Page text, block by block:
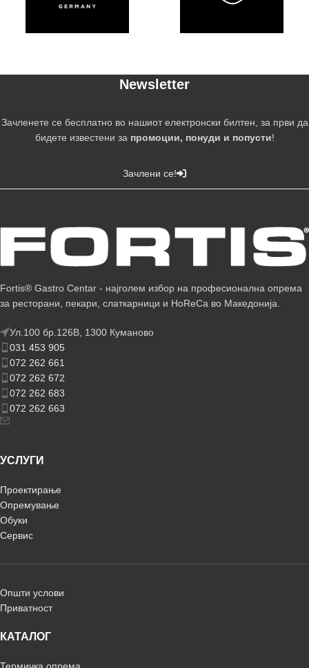
Newsletter
Зачленете се бесплатно во нашиот електронски билтен, за први да
бидете известени за промоции, понуди и попусти!
Зачлени се!
Fortis® Gastro Centar - најголем избор на професионална опрема
за ресторани, пекари, слаткарници и HoReCa во Македонија.
Ул.100 бр.126В, 1300 Куманово
031 453 905
072 262 661
072 262 672
072 262 683
072 262 663
УСЛУГИ
Проектирање
Опремување
Обуки
Сервис
Општи услови
Приватност
КАТАЛОГ